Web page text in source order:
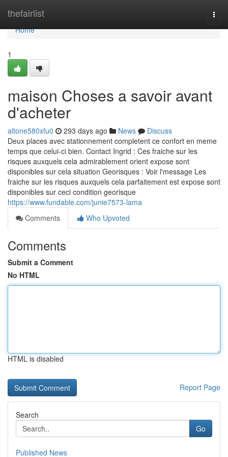
thefairlist
Home
Home
1
maison Choses a savoir avant
d'acheter
altone580xfu0 293 days ago News
Discuss
Deux places avec stationnement completent ce confort en meme
temps que celui-ci bien. Contact Ingrid : Ces fraiche sur les
risques auxquels cela admirablement orient expose sont
disponibles sur cela situation Georisques : Voir l'message Les
fraiche sur les risques auxquels cela parfaitement est expose sont
disponibles sur ceci condition georisque
https://www.fundable.com/junie7573-lama
Comments
Who Upvoted
Comments
Submit a Comment
No HTML
HTML is disabled
Report Page
Search
Go
Published News